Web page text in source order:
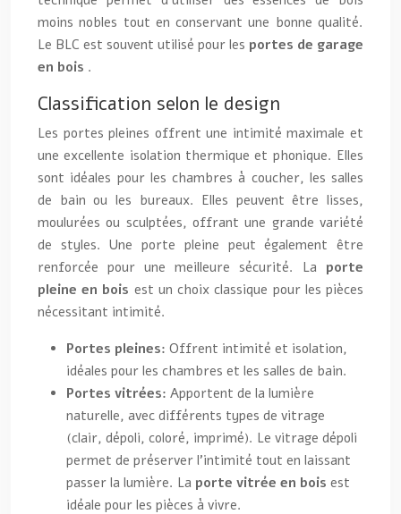
moins nobles tout en conservant une bonne qualité.
Le BLC est souvent utilisé pour les portes de garage
en bois .
Classification selon le design
Les portes pleines offrent une intimité maximale et
une excellente isolation thermique et phonique. Elles
sont idéales pour les chambres à coucher, les salles
de bain ou les bureaux. Elles peuvent être lisses,
moulurées ou sculptées, offrant une grande variété
de styles. Une porte pleine peut également être
renforcée pour une meilleure sécurité. La porte
pleine en bois est un choix classique pour les pièces
nécessitant intimité.
Portes pleines: Offrent intimité et isolation,
idéales pour les chambres et les salles de bain.
Portes vitrées: Apportent de la lumière
naturelle, avec différents types de vitrage
(clair, dépoli, coloré, imprimé). Le vitrage dépoli
permet de préserver l’intimité tout en laissant
passer la lumière. La porte vitrée en bois est
idéale pour les pièces à vivre.